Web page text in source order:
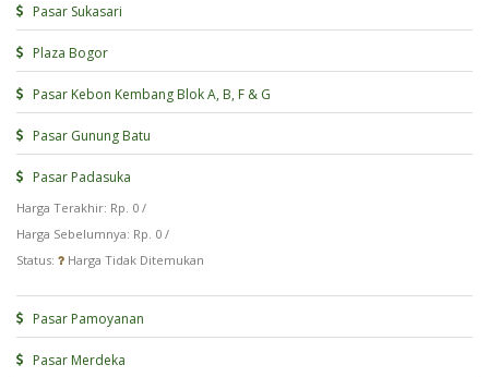
Pasar Sukasari
Plaza Bogor
Pasar Kebon Kembang Blok A, B, F & G
Pasar Gunung Batu
Pasar Padasuka
Harga Terakhir: Rp. 0 /
Harga Sebelumnya: Rp. 0 /
Status:
Harga Tidak Ditemukan
Pasar Pamoyanan
Pasar Merdeka